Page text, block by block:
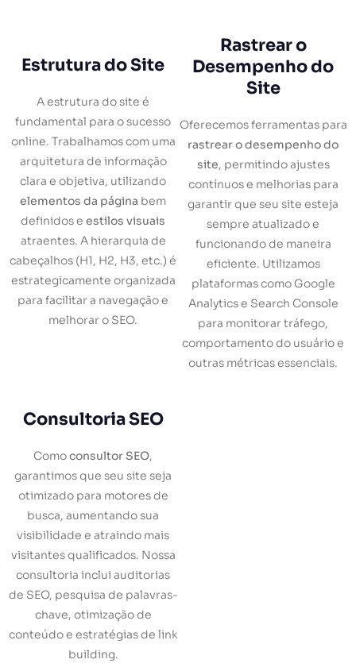
Estrutura do Site
A estrutura do site é
fundamental para o sucesso
online. Trabalhamos com uma
arquitetura de informação
clara e objetiva, utilizando
elementos da página bem
definidos e estilos visuais
atraentes. A hierarquia de
cabeçalhos (H1, H2, H3, etc.) é
estrategicamente organizada
para facilitar a navegação e
melhorar o SEO.
Rastrear o
Desempenho do
Site
Oferecemos ferramentas para
rastrear o desempenho do
site, permitindo ajustes
contínuos e melhorias para
garantir que seu site esteja
sempre atualizado e
funcionando de maneira
eficiente. Utilizamos
plataformas como Google
Analytics e Search Console
para monitorar tráfego,
comportamento do usuário e
outras métricas essenciais.
Consultoria SEO
Comoconsultor SEO,
garantimos que seu site seja
otimizado para motores de
busca, aumentando sua
visibilidade e atraindo mais
visitantes qualificados. Nossa
consultoria inclui auditorias
de SEO, pesquisa de palavras-
chave, otimização de
conteúdo e estratégias de link
building.